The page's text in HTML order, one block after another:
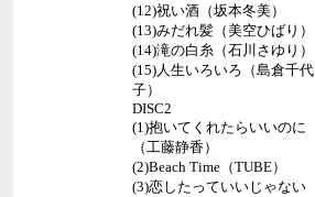
(12)祝い酒（坂本冬美）
(13)みだれ髪（美空ひばり）
(14)滝の白糸（石川さゆり）
(15)人生いろいろ（島倉千代
子）
DISC2
(1)抱いてくれたらいいのに
（工藤静香）
(2)Beach Time（TUBE）
(3)恋したっていいじゃない